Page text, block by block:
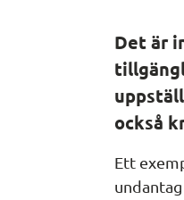
Det är
också
Ett